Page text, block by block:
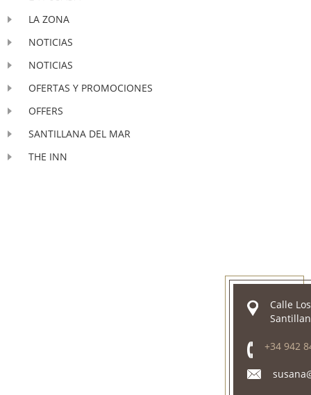
LA ZONA
NOTICIAS
NOTICIAS
OFERTAS Y PROMOCIONES
OFFERS
SANTILLANA DEL MAR
THE INN
Calle
+34 942
susana